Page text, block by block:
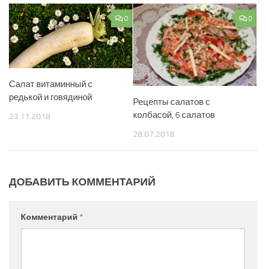
0
Салат витаминный с
редькой и говядиной
23.11.2018
0
Рецепты салатов с
колбасой, 6 салатов
28.07.2018
ДОБАВИТЬ КОММЕНТАРИЙ
Комментарий *